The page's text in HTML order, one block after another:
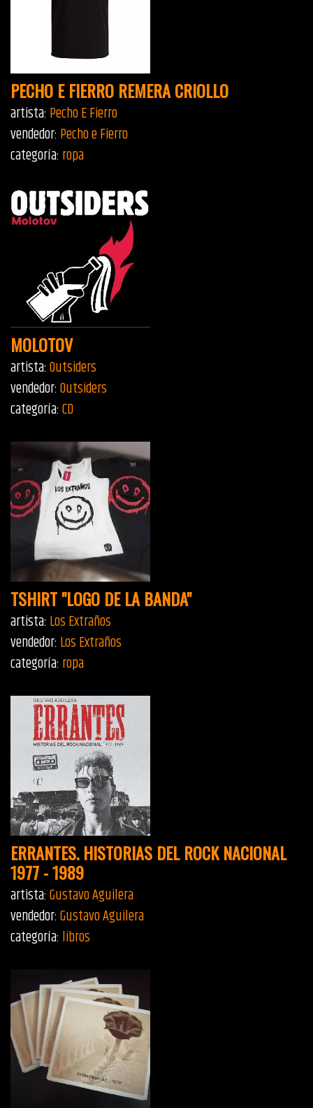
PECHO E FIERRO REMERA CRIOLLO
artista: Pecho E Fierro
vendedor: Pecho e Fierro
categoría: ropa
MOLOTOV
artista:Outsiders
vendedor:Outsiders
categoría:CD
TSHIRT "LOGO DE LA BANDA"
artista: Los Extraños
vendedor: Los Extraños
categoría: ropa
ERRANTES. HISTORIAS DEL ROCK NACIONAL
1977 - 1989
artista:Gustavo Aguilera
vendedor:Gustavo Aguilera
categoría: libros